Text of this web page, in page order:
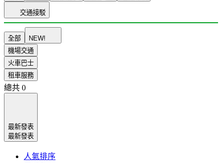
交通接駁
全部
NEW!
機場交通
火車巴士
租車服務
總共 0
最新發表
最新發表
人氣排序